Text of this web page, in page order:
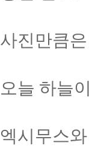
사진만큼
오늘 하늘
엑시무스